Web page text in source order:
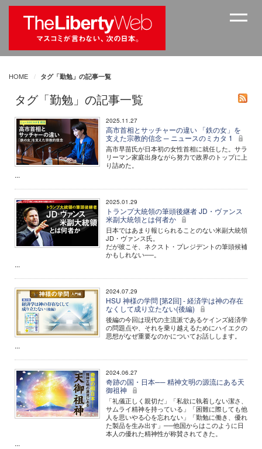
HOME タグ「勤勉」の記事一覧
タグ「勤勉」の記事一覧
2025.11.27
高市首相とサッチャーの違い 「鉄の女」を
支えた宗教的信念 ─ ニュースのミカタ 1
高市早苗氏が日本初の女性首相に就任した。サラ
リーマン家庭出身ながら努力で政界のトップに上
り詰めた。
...
2025.01.29
トランプ大統領の筆頭後継者 JD・ヴァンス
米副大統領とは何者か
日本ではあまり報じられることのない米副大統領
JD・ヴァンス氏。
だが彼こそ、ネクスト・プレジデントの筆頭候補
かもしれない──。
...
2024.07.29
HSU 神様の学問 [第2回] - 経済学は神の存在
なくして成り立たない(後編)
後編の今回は現代の主流派であるケインズ経済学
の問題点や、それを乗り越えるためにハイエクの
思想がなぜ重要なのかについてお話しします。
...
2024.06.27
奇跡の国・日本── 精神文明の源流にある天
御祖神
「礼儀正しく親切だ」「私欲に執着しない潔さ、
サムライ精神を持っている」「困難に際しても他
人を思いやる心を忘れない」「勤勉に働き、優れ
た製品を生み出す」──他国からはこのように日
本人の優れた精神性が称賛されてきた。
...